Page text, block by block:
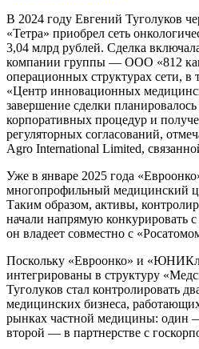
В 2024 году Евгений Туголуков
«Тетра» приобрел сеть
3,04 млрд рублей. Сделка
компании группы — ООО «812
операционных структурах сети,
«Центр инновационных
завершение сделки
корпоративных процедур и
регуляторных согласований,
Agro International Limited,
Уже в январе 2025 года
многопрофильный медицинский
Таким образом, активы,
начали напрямую конкурировать
он владеет совместно с
Поскольку «Евроонко» и
интегрированы в структуру
Туголуков стал контролировать
медицинских бизнеса,
рынках частной медицины: один
второй — в партнерстве с